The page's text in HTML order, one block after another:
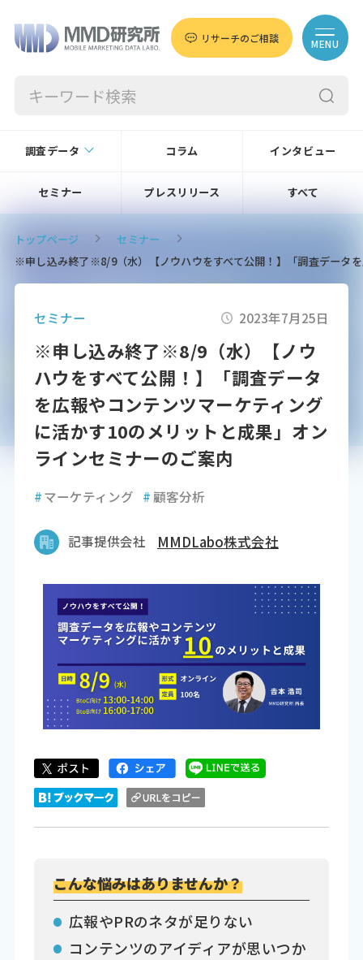
リサーチのご相談 MENU
調査データ コラム インタビュー
セミナー プレスリリース すべて
トップページ
セミナー
※申し込み終了※8/9（水）【ノウハウをすべて公開！】「調査データ
セミナー 2023年7月25日
※申し込み終了※8/9（水）【ノウ
ハウをすべて公開！】「調査データ
を広報やコンテンツマーケティング
に活かす10のメリットと成果」オン
ラインセミナーのご案内
#マーケティング # 顧客分析
記事提供会社 MMDLabo株式会社
こんな悩みはありませんか？
広報やPRのネタが足りない
コンテンツのアイディアが思いつか